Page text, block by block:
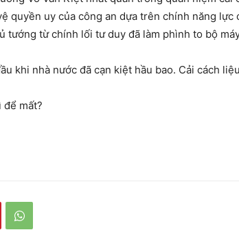
quyền uy của công an dựa trên chính năng
tướng từ chính lối tư duy đã làm phình to bộ
khi nhà nước đã cạn kiệt hầu bao. Cải cách
mất?